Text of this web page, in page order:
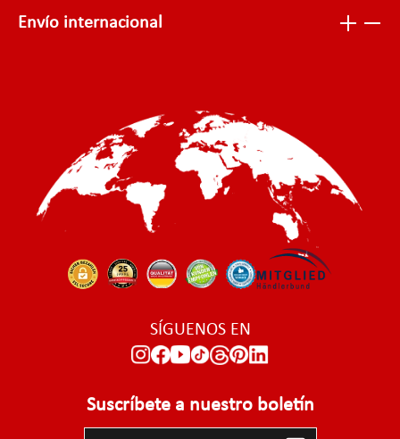
Envío internacional
SÍGUENOS EN
Suscríbete a nuestro boletín